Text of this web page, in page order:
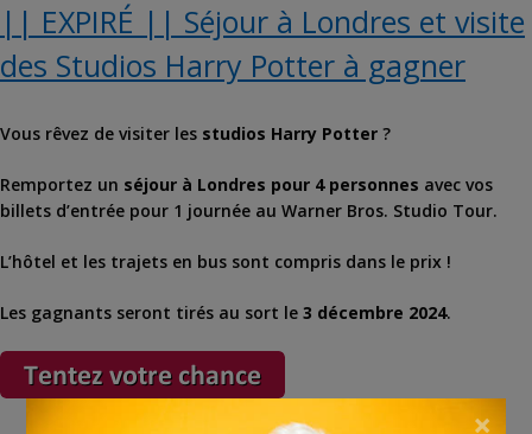
|| EXPIRÉ || Séjour à Londres et visite
des Studios Harry Potter à gagner
Vous rêvez de visiter les studios Harry Potter ?
Remportez un séjour à Londres pour 4 personnes avec vos
billets d’entrée pour 1 journée au Warner Bros. Studio Tour.
L’hôtel et les trajets en bus sont compris dans le prix !
Les gagnants seront tirés au sort le 3 décembre 2024.
×